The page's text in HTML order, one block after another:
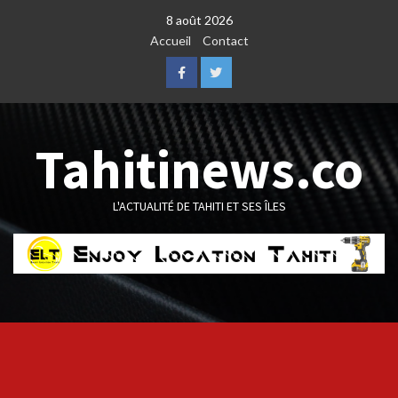
8 août 2026
Accueil
Contact
FacebookTwitter
Tahitinews.co
L'ACTUALITÉ DE TAHITI ET SES ÎLES